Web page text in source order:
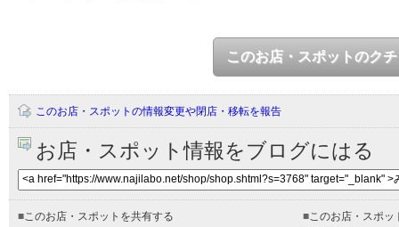
このお店・スポットのク
このお店・スポットの情報変更や閉店・移転を報告
お店・スポット情報をブログにはる
■ このお店・スポットを共有する ■ このお店・スポ